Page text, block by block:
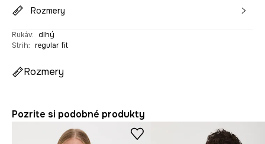
Rozmery
Rukáv:
dlhý
Strih: regular fit
Rozmery
Pozrite si podobné produkty